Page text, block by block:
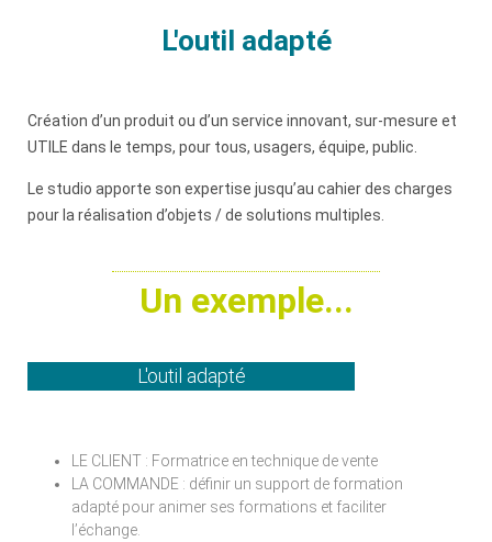
L'outil adapté
Création d’un produit ou d’un service innovant, sur-mesure et
UTILE dans le temps, pour tous, usagers, équipe, public.
Le studio apporte son expertise jusqu’au cahier des charges
pour la réalisation d’objets / de solutions multiples.
Un exemple...
L'outil adapté
LE CLIENT : Formatrice en technique de vente
LA COMMANDE : définir un support de formation
adapté pour animer ses formations et faciliter
l’échange.